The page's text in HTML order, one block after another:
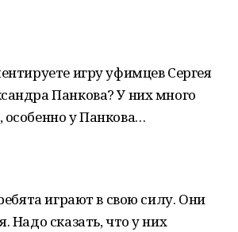
игру уфимцев Сергея
Панкова? У них много
у Панкова…
играют в свою силу. Они
Надо сказать, что у них